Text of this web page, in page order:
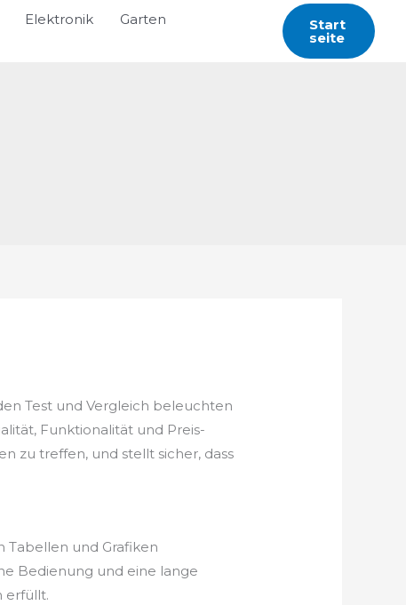
Elektronik
Garten
Start
Seite
Test und Vergleich beleuchten
Funktionalität und Preis-
zu treffen, und stellt sicher, dass
Tabellen und Grafiken
Bedienung und eine lange
erfüllt.